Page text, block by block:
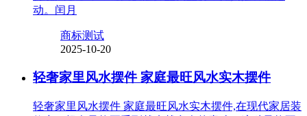
动。闰月
商标测试
2025-10-20
轻奢家里风水摆件 家庭最旺风水实木摆件
轻奢家里风水摆件 家庭最旺风水实木摆件,在现代家居装